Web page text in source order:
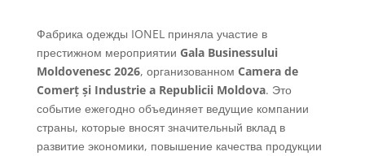
Фабрика одежды IONEL приняла участие в
престижном мероприятии Gala Businessului
Moldovenesc 2026, организованном Camera de
Comerț și Industrie a Republicii Moldova. Это
событие ежегодно объединяет ведущие компании
страны, которые вносят значительный вклад в
развитие экономики, повышение качества продукции